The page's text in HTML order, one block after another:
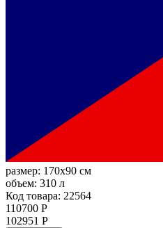
размер: 170x90 см
объем: 310 л
Код товара: 22564
110700 Р
102951 Р